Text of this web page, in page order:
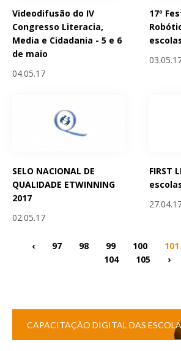
Videodifusão do IV
Congresso Literacia,
Media e Cidadania - 5 e 6
de maio
04.05.17
17º
SELO NACIONAL DE
QUALIDADE ETWINNING
2017
02.05.17
FIRST
‹ 97 98 99 100 101
104
105 ›
CAPACITAÇÃO DIGITAL DAS